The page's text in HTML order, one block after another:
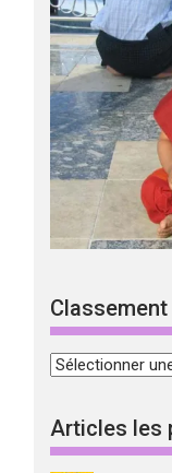
Classement
sujets
Articles les